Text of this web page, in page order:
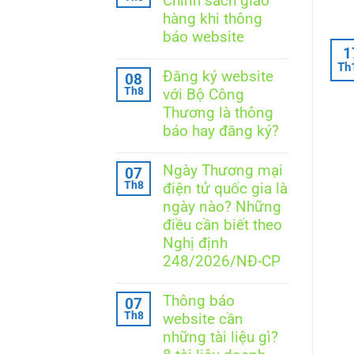
ở
Website
thương
tử
phải
báo
cáo
hằng
không?
Thời
hạn
và
cách
thực
hiện
hàng khi thông
báo website
có
bình
luận
ở
Hướng
dẫn
sách
giao
hàng
khi
thông
báo
website
08
Th8
Đăng ký website
với Bộ Công
Thương là thông
báo hay đăng ký?
có
bình
luận
Đăng
ký
website
với
Bộ
thông
báo
hay
07
Th8
Ngày Thương mại
điện tử quốc gia là
ngày nào? Những
điều cần biết theo
Nghị định
248/2026/NĐ-CP
có
bình
luận
Ngày
07
Th8
Thông báo
website cần
những tài liệu gì?